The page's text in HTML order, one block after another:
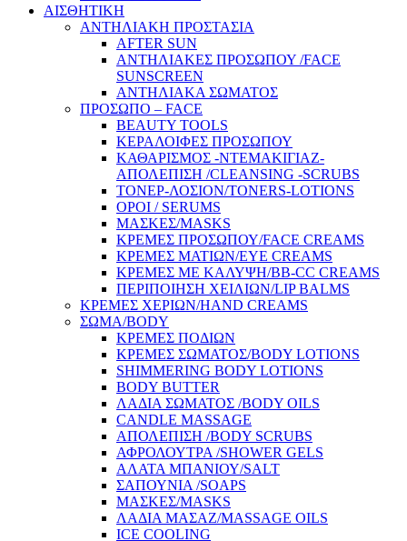
ΑΙΣΘΗΤΙΚΗ
ΑΝΤΗΛΙΑΚΗ ΠΡΟΣΤΑΣΙΑ
AFTER SUN
ΑΝΤΗΛΙΑΚΕΣ ΠΡΟΣΩΠΟΥ /FACE
SUNSCREEN
ΑΝΤΗΛΙΑΚΑ ΣΩΜΑΤΟΣ
ΠΡΟΣΩΠΟ – FACE
BEAUTY TOOLS
ΚΕΡΑΛΟΙΦΕΣ ΠΡΟΣΩΠΟΥ
ΚΑΘΑΡΙΣΜΟΣ -ΝΤΕΜΑΚΙΓΙΑΖ-
ΑΠΟΛΕΠΙΣΗ /CLEANSING -SCRUBS
ΤΟΝΕΡ-ΛΟΣΙΟΝ/TONERS-LOTIONS
ΟΡΟΙ / SERUMS
ΜΑΣΚΕΣ/MASKS
ΚΡΕΜΕΣ ΠΡΟΣΩΠΟΥ/FACE CREAMS
ΚΡΕΜΕΣ ΜΑΤΙΩΝ/EYE CREAMS
ΚΡΕΜΕΣ ΜΕ ΚΑΛΥΨΗ/BB-CC CREAMS
ΠΕΡΙΠΟΙΗΣΗ ΧΕΙΛΙΩΝ/LIP BALMS
ΚΡΕΜΕΣ ΧΕΡΙΩΝ/HAND CREAMS
ΣΩΜΑ/BODY
ΚΡΕΜΕΣ ΠΟΔΙΩΝ
ΚΡΕΜΕΣ ΣΩΜΑΤΟΣ/BODY LOTIONS
SHIMMERING BODY LOTIONS
BODY BUTTER
ΛΑΔΙΑ ΣΩΜΑΤΟΣ /BODY OILS
CANDLE MASSAGE
ΑΠΟΛΕΠΙΣΗ /BODY SCRUBS
ΑΦΡΟΛΟΥΤΡΑ /SHOWER GELS
ΑΛΑΤΑ ΜΠΑΝΙΟΥ/SALT
ΣΑΠΟΥΝΙΑ /SOAPS
ΜΑΣΚΕΣ/MASKS
ΛΑΔΙΑ ΜΑΣΑΖ/MASSAGE OILS
ICE COOLING